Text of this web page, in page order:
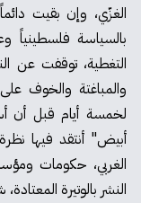
الغزّي، وإن بقيت
بالسياسة فلسطينياً
التغطية، توقفت عن
والمباغتة والخوف
لخمسة أيام قبل أن
أبيض" أنتقد فيها
الغربي، حكومات
النشر بالوتيرة